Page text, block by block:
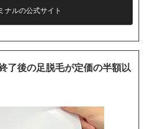
ナルの公式サイト
了後の足脱毛が定価の半額以